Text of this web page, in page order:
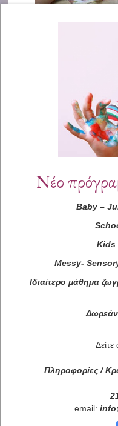
Νέο
Baby–
Kids
Messy-
Ιδιαίτερο μάθημα
Πληροφορίες /
email: info